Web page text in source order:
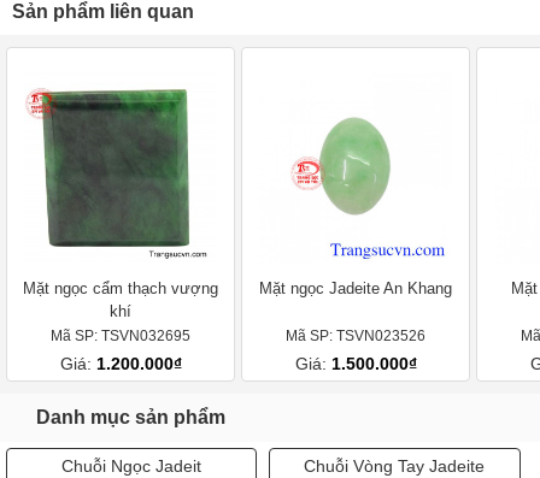
Sản phẩm liên quan
Mặt ngọc cẩm thạch vượng
khí
Mã SP: TSVN032695
Giá: 1.200.000₫
Mặt ngọc Jadeite An Khang
Mã SP: TSVN023526
Giá: 1.500.000₫
Danh mục sản phẩm
Chuỗi Ngọc Jadeit Chuỗi Vòng Tay Jadeite